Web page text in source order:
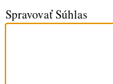
Spravovať Súhlas